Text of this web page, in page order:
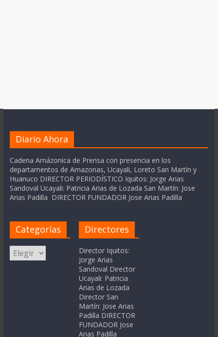
Diario Ahora
Cadena Amázonica de Prensa con presencia en los
departamentos de Amazonas, Ucayali, Loreto San Martín y
Huanuco DIRECTOR PERIODÍSTICO Iquitos: Jorge Arias
Sandoval Ucayali: Patricia Arias de Lozada San Martín: Jose
Arias Padilla DIRECTOR FUNDADOR Jose Arias Padilla
Categorías
Categorías
Directores
Director Iquitos:
Jorge Arias
Sandoval Director
Ucayali: Patricia
Arias de Lozada
Director San
Martín: Jose Arias
Padilla DIRECTOR
FUNDADOR Jose
Arias Padilla